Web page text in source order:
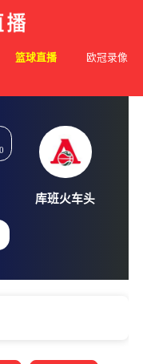
篮球直播
欧冠录像
: